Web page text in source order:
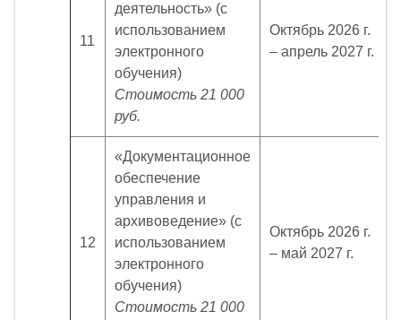
11
деятельность» (с
использованием
электронного
обучения)
Стоимость 21 000
руб.
Октябрь 2026 г.
– апрель 2027 г.
12
«Документационное
обеспечение
управления и
архивоведение» (с
использованием
электронного
обучения)
Стоимость 21 000
Октябрь 2026 г.
– май 2027 г.